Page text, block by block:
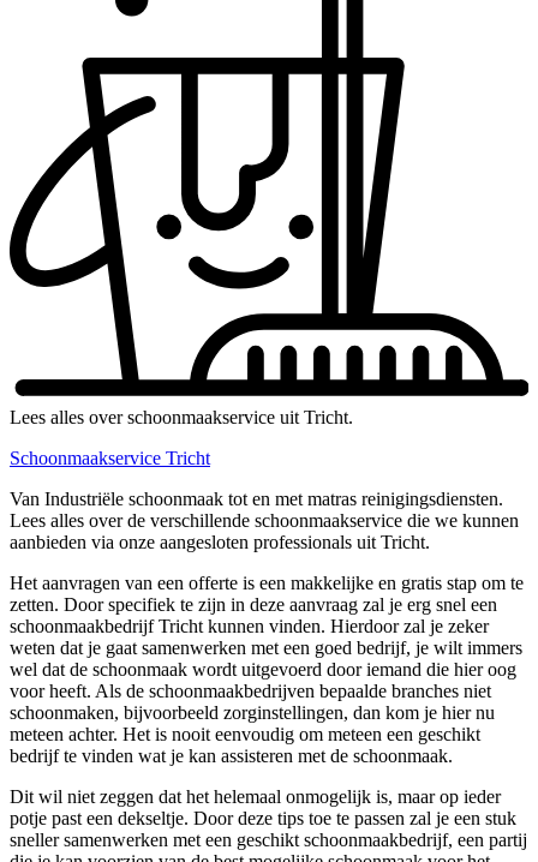
Lees alles over schoonmaakservice uit Tricht.
Schoonmaakservice Tricht
Van Industriële schoonmaak tot en met matras reinigingsdiensten.
Lees alles over de verschillende schoonmaakservice die we kunnen
aanbieden via onze aangesloten professionals uit Tricht.
Het aanvragen van een offerte is een makkelijke en gratis stap om te
zetten. Door specifiek te zijn in deze aanvraag zal je erg snel een
schoonmaakbedrijf Tricht kunnen vinden. Hierdoor zal je zeker
weten dat je gaat samenwerken met een goed bedrijf, je wilt immers
wel dat de schoonmaak wordt uitgevoerd door iemand die hier oog
voor heeft. Als de schoonmaakbedrijven bepaalde branches niet
schoonmaken, bijvoorbeeld zorginstellingen, dan kom je hier nu
meteen achter. Het is nooit eenvoudig om meteen een geschikt
bedrijf te vinden wat je kan assisteren met de schoonmaak.
Dit wil niet zeggen dat het helemaal onmogelijk is, maar op ieder
potje past een dekseltje. Door deze tips toe te passen zal je een stuk
sneller samenwerken met een geschikt schoonmaakbedrijf, een partij